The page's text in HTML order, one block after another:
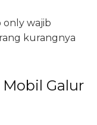
wajib
kurangnya
Galur